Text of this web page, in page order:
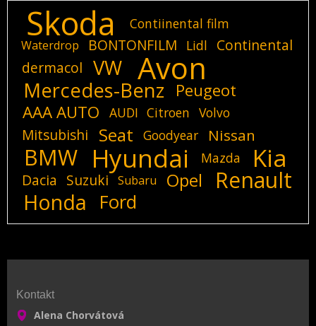
Skoda Contiinental film
Waterdrop BONTONFILM Lidl
Continental
dermacol
VW Avon
Mercedes-Benz
Peugeot
AAA AUTO
AUDI Citroen Volvo
Mitsubishi Seat Goodyear Nissan
BMW Hyundai Mazda Kia
Dacia Suzuki Subaru Opel Renault
Honda Ford
Kontakt
Alena Chorvátová